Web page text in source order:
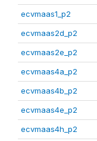
ecvmaas1_p2
ecvmaas2d_p2
ecvmaas2e_p2
ecvmaas4a_p2
ecvmaas4b_p2
ecvmaas4e_p2
ecvmaas4h_p2